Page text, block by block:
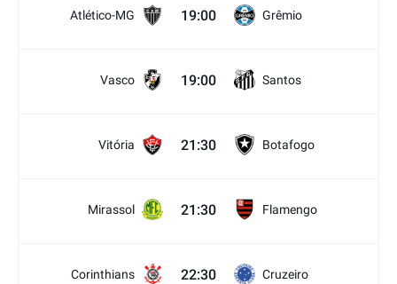
Atlético-MG 19:00 Grêmio
Vasco 19:00 Santos
Vitória 21:30 Botafogo
Mirassol 21:30 Flamengo
Corinthians 22:30 Cruzeiro